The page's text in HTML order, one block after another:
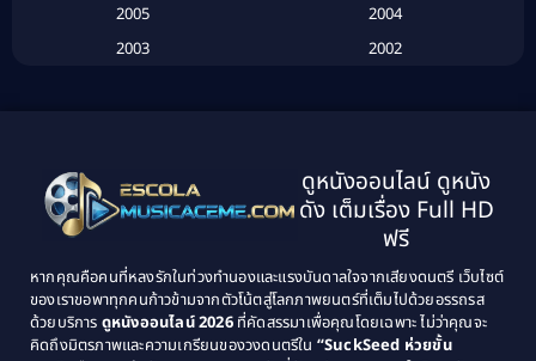
(134)
Classic หนังคลาสสิก(21)
Classic หนังคลาสสิก(25)
Comedy ตลก(46)
2005
2004
2003
2002
1995
1994
1993
1992
1989
1988
1987
1986
ดูหนังออนไลน์ ดูหนัง
ดัง เต็มเรื่อง Full HD
ฟรี
หากคุณคือคนที่หลงรักในท่วงทำนองและแรงบันดาลใจจากเสียงดนตรี เว็บไซต์
ของเราขอพาทุกคนก้าวข้ามจากตัวโน้ตสู่โลกภาพยนตร์ที่เต็มไปด้วยอรรถรส
ด้วยบริการ ดูหนังออนไลน์ 2026ที่คัดสรรมาเพื่อคุณโดยเฉพาะ ไม่ว่าคุณจะ
คิดถึงมิตรภาพและความเกรียนของวงดนตรีใน “SuckSeed ห่วยขั้น